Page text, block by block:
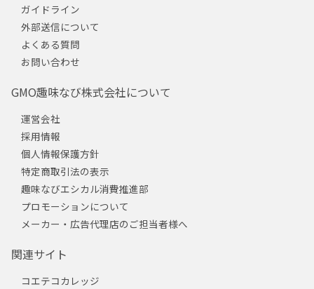
ガイドライン
外部送信について
よくある質問
お問い合わせ
GMO趣味なび株式会社について
運営会社
採用情報
個人情報保護方針
特定商取引法の表示
趣味なびエシカル消費推進部
プロモーションについて
メーカー・広告代理店のご担当者様へ
関連サイト
コエテコカレッジ